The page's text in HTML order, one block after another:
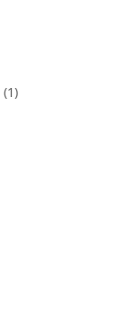
(1)